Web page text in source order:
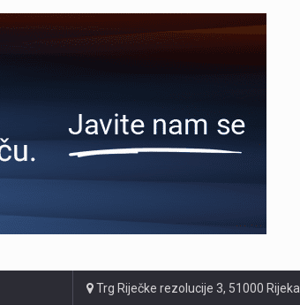
Trg Riječke rezolucije 3, 51000 Rijeka